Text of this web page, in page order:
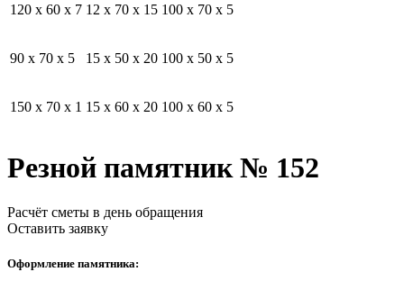
120 x 60 x 7 12 x 70 x 15 100 x 70 x 5
90 x 70 x 5 15 x 50 x 20 100 x 50 x 5
150 x 70 x 1 15 x 60 x 20 100 x 60 x 5
Резной памятник № 152
Расчёт сметы в день обращения
Оставить заявку
Оформление памятника: